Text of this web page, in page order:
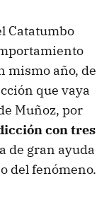
Catatumbo
mismo año, de
que vaya
Muñoz, por
con tres
de gran ayuda
del fenómeno.